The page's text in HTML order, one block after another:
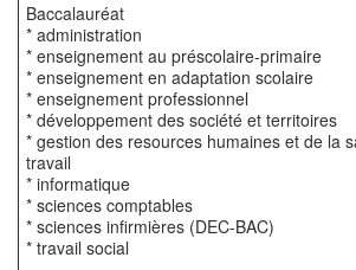
Baccalauréat
* administration
* enseignement au préscolaire-primaire
* enseignement en adaptation scolaire
* enseignement professionnel
* développement des société et territoires
* gestion des resources humaines et de la
travail
* informatique
* sciences comptables
* sciences infirmières (DEC-BAC)
* travail social